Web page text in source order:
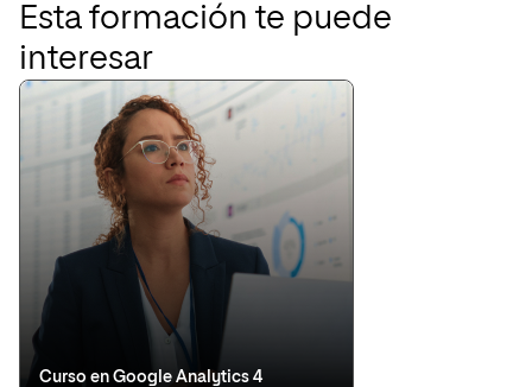
Esta formación te puede
interesar
Curso en Google Analytics 4